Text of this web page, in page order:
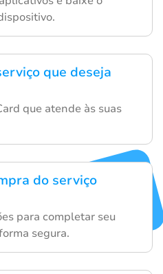
que deseja
que atende às suas
do serviço
para completar seu
segura.